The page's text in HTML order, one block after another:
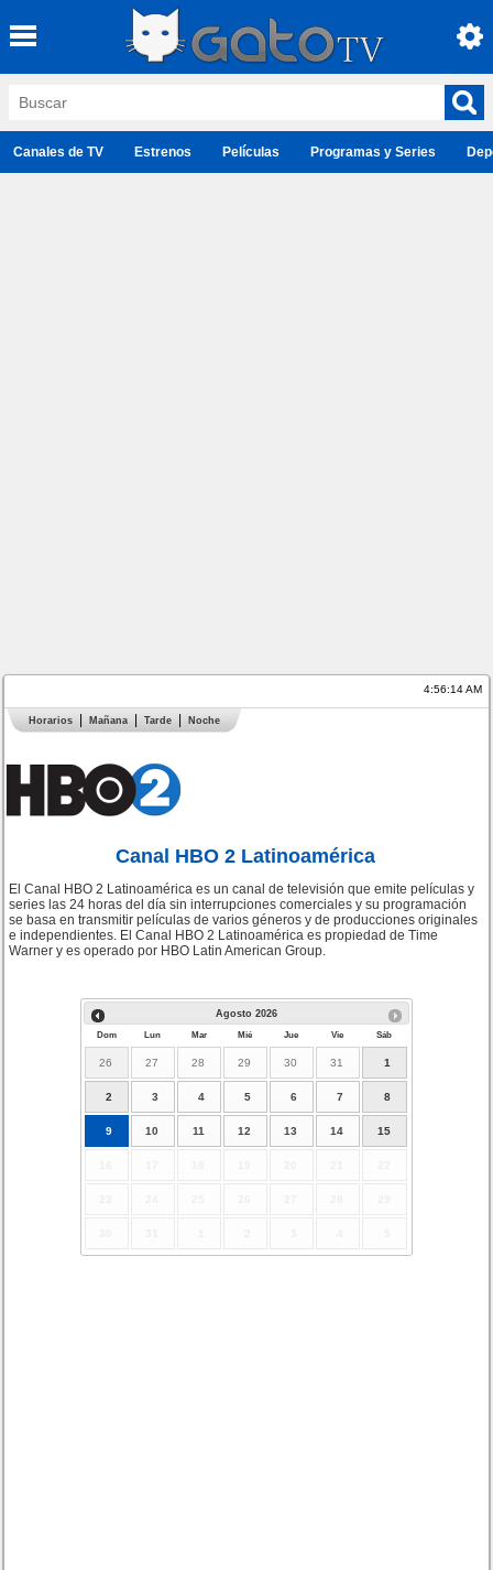
Canales de TV Estrenos Películas Programas y Series
4:56:14 AM
Horarios Mañana Tarde Noche
Canal HBO 2 Latinoamérica
El Canal HBO 2 Latinoamérica es un canal de televisión que emite películas y
series las 24 horas del día sin interrupciones comerciales y su programación
se basa en transmitir películas de varios géneros y de producciones originales
e independientes. El Canal HBO 2 Latinoamérica es propiedad de Time
Warner y es operado por HBO Latin American Group.
Agosto 2026
Dom Lun Mar Mié Jue Vie Sáb
26 27 28 29 30 31 1
2 3 4 5 6 7 8
9 10 11 12 13 14 15